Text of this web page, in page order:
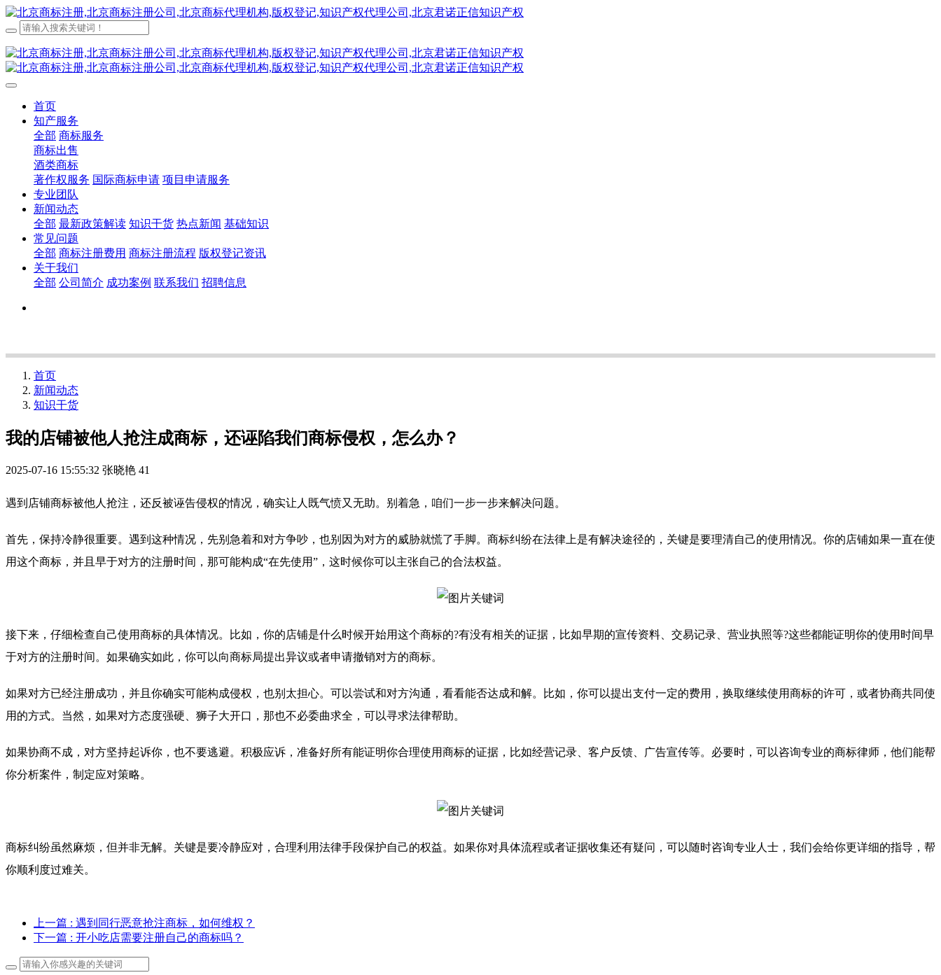
首页
知产服务
全部 商标服务
商标出售
酒类商标
著作权服务 国际商标申请 项目申请服务
专业团队
新闻动态
全部 最新政策解读 知识干货 热点新闻 基础知识
常见问题
全部 商标注册费用 商标注册流程 版权登记资讯
关于我们
全部 公司简介 成功案例 联系我们 招聘信息
首页
新闻动态
知识干货
我的店铺被他人抢注成商标，还诬陷我们商标侵权，怎么办？
2025-07-16 15:55:32 张晓艳 41
遇到店铺商标被他人抢注，还反被诬告侵权的情况，确实让人既气愤又无助。别着急，咱们一步一步来解决问题。
首先，保持冷静很重要。遇到这种情况，先别急着和对方争吵，也别因为对方的威胁就慌了手脚。商标纠纷在法律上是有解决途径的，关键是要理清自己的使用情况。你的店铺如果一直在使
用这个商标，并且早于对方的注册时间，那可能构成“在先使用”，这时候你可以主张自己的合法权益。
接下来，仔细检查自己使用商标的具体情况。比如，你的店铺是什么时候开始用这个商标的?有没有相关的证据，比如早期的宣传资料、交易记录、营业执照等?这些都能证明你的使用时间早
于对方的注册时间。如果确实如此，你可以向商标局提出异议或者申请撤销对方的商标。
如果对方已经注册成功，并且你确实可能构成侵权，也别太担心。可以尝试和对方沟通，看看能否达成和解。比如，你可以提出支付一定的费用，换取继续使用商标的许可，或者协商共同使
用的方式。当然，如果对方态度强硬、狮子大开口，那也不必委曲求全，可以寻求法律帮助。
如果协商不成，对方坚持起诉你，也不要逃避。积极应诉，准备好所有能证明你合理使用商标的证据，比如经营记录、客户反馈、广告宣传等。必要时，可以咨询专业的商标律师，他们能帮
你分析案件，制定应对策略。
商标纠纷虽然麻烦，但并非无解。关键是要冷静应对，合理利用法律手段保护自己的权益。如果你对具体流程或者证据收集还有疑问，可以随时咨询专业人士，我们会给你更详细的指导，帮
你顺利度过难关。
上一篇 : 遇到同行恶意抢注商标，如何维权？
下一篇 : 开小吃店需要注册自己的商标吗？